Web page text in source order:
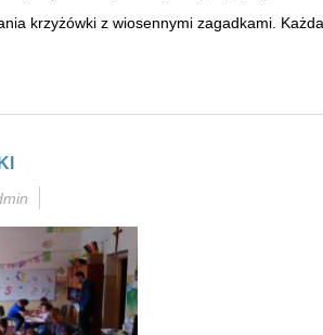
krzyżówki z wiosennymi zagadkami.